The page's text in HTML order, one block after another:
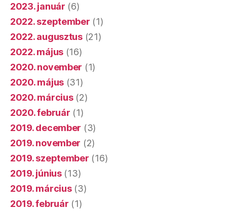
2023. január (6)
2022. szeptember (1)
2022. augusztus(21)
2022. május (16)
2020. november (1)
2020. május (31)
2020. március(2)
2020. február (1)
2019. december (3)
2019. november (2)
2019. szeptember (16)
2019. június(13)
2019. március(3)
2019. február (1)